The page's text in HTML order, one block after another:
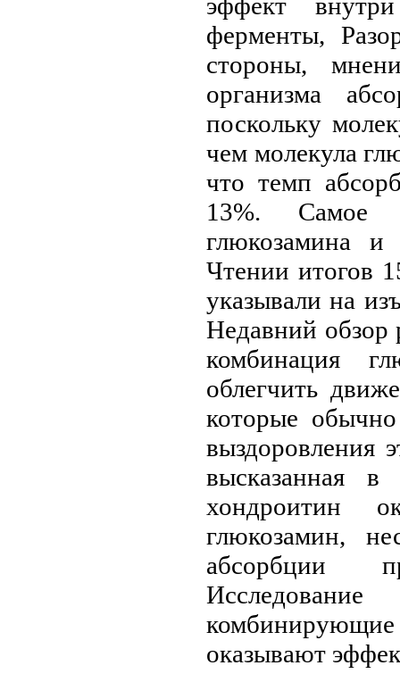
ферменты,
стороны,
организма
поскольку
чем молекула
что темп
13%. Самое
глюкозамина и
Чтении итогов
указывали на
Недавний обзор
комбинация
облегчить
которые
выздоровления
высказанная
хондроитин
глюкозамин,
абсорбции
оказывают